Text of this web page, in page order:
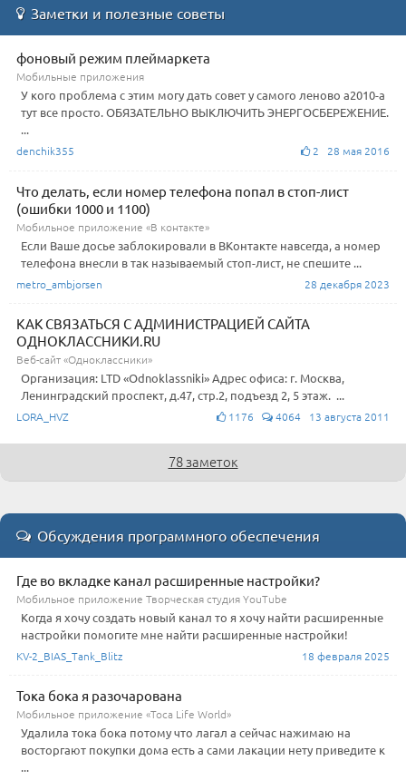
Заметки и полезные советы
фоновый режим плеймаркета
Мобильные приложения
У кого проблема с этим могу дать совет у самого леново а2010-а
тут все просто. ОБЯЗАТЕЛЬНО ВЫКЛЮЧИТЬ ЭНЕРГОСБЕРЕЖЕНИЕ.
...
denchik355 2 28 мая 2016
Что делать, если номер телефона попал в стоп-лист
(ошибки 1000 и 1100)
Мобильное приложение «В контакте»
Если Ваше досье заблокировали в ВКонтакте навсегда, а номер
телефона внесли в так называемый стоп-лист, не спешите ...
metro_ambjorsen 28 декабря 2023
КАК СВЯЗАТЬСЯ С АДМИНИСТРАЦИЕЙ САЙТА
ОДНОКЛАССНИКИ.RU
Веб-сайт «Одноклассники»
Организация: LTD «Odnoklassniki» Адрес офиса: г. Москва,
Ленинградский проспект, д.47, стр.2, подъезд 2, 5 этаж. ...
LORA_HVZ 1176 4064 13 августа 2011
78 заметок
Обсуждения программного обеспечения
Где во вкладке канал расширенные настройки?
Мобильное приложение Творческая студия YouTube
Когда я хочу создать новый канал то я хочу найти расширенные
настройки помогите мне найти расширенные настройки!
KV-2_BIAS_Tank_Blitz 18 февраля 2025
Тока бока я разочарована
Мобильное приложение «Toca Life World»
Удалила тока бока потому что лагал а сейчас нажимаю на
восторгают покупки дома есть а сами лакации нету приведите к
...